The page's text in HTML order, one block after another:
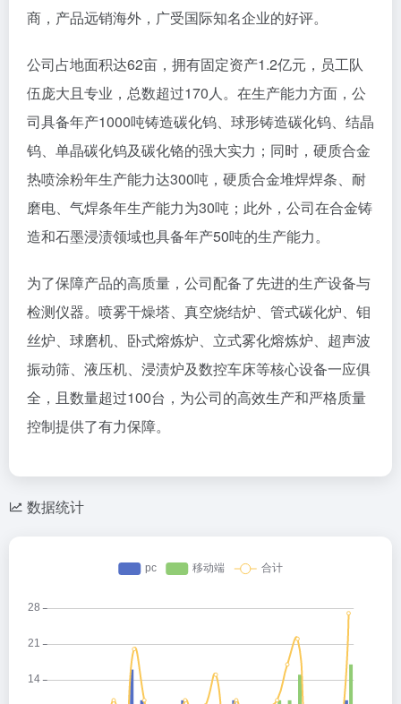
商，产品远销海外，广受国际知名企业的好评。
公司占地面积达62亩，拥有固定资产1.2亿元，员工队
伍庞大且专业，总数超过170人。在生产能力方面，公
司具备年产1000吨铸造碳化钨、球形铸造碳化钨、结晶
钨、单晶碳化钨及碳化铬的强大实力；同时，硬质合金
热喷涂粉年生产能力达300吨，硬质合金堆焊焊条、耐
磨电、气焊条年生产能力为30吨；此外，公司在合金铸
造和石墨浸渍领域也具备年产50吨的生产能力。
为了保障产品的高质量，公司配备了先进的生产设备与
检测仪器。喷雾干燥塔、真空烧结炉、管式碳化炉、钼
丝炉、球磨机、卧式熔炼炉、立式雾化熔炼炉、超声波
振动筛、液压机、浸渍炉及数控车床等核心设备一应俱
全，且数量超过100台，为公司的高效生产和严格质量
控制提供了有力保障。
数据统计